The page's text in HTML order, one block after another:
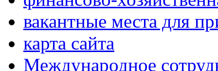
вакантные места для
карта сайта
Международное